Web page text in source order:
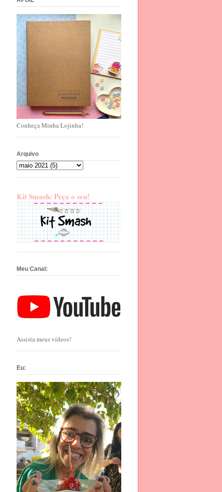
Conheça Minha Lojinha!
Arquivo
Kit Smash: Peça o seu!
Meu Canal:
Assista meus vídeos!
Eu: